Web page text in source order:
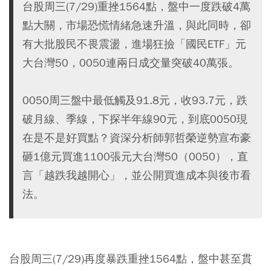
台股周三(7/29)重挫1564點，盤中一度跌破4萬
點大關，市場恐慌情緒急速升溫，與此同時，卻
有大批股民不畏震盪，進場狂撿「國民ETF」元
大台灣50，0050連兩日成交量突破40萬張。
0050周三盤中最低觸及91.8元，收93.7元，跌
破月線、季線，下探半年線90元，到底0050現
在是不是好買點？資深分析師郭哲榮逆勢宣布豪
砸1億元買進1100張元大台灣50（0050），直
言「越跌我越開心」，並公開買進成本與後市看
法。
台股周三(7/29)再度暴跌重挫1564點，盤中甚至貫